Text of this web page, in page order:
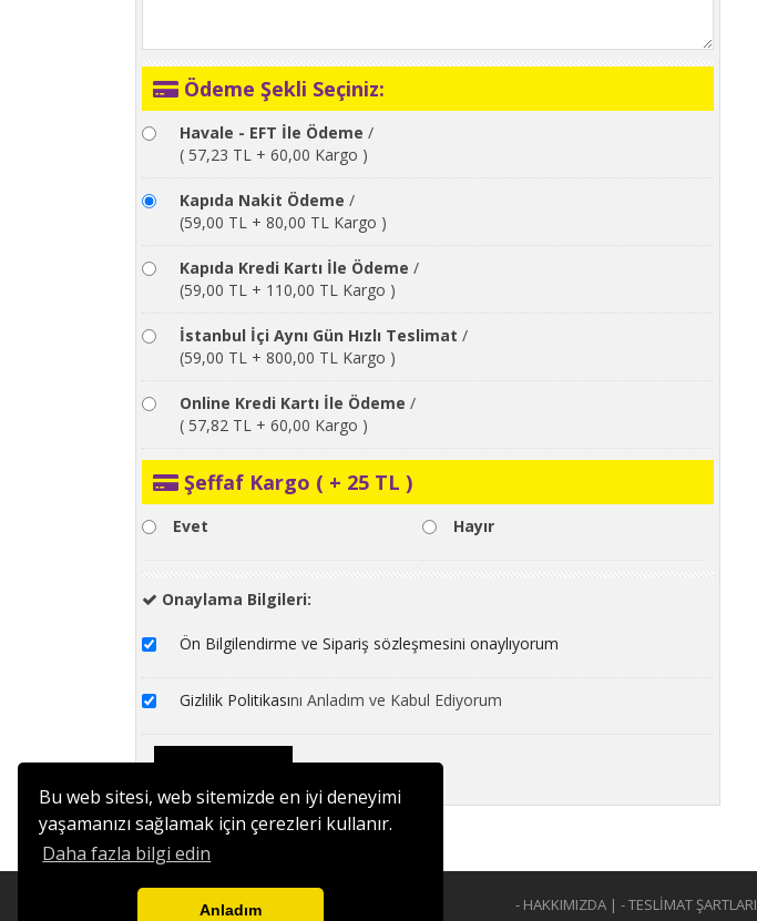
Bu web sitesi, web sitemizde en iyi deneyimi
yaşamanızı sağlamak için çerezleri kullanır.
Daha fazla bilgi edin
Anladım
Ödeme Şekli Seçiniz:
Havale - EFT İle Ödeme /
( 57,23 TL + 60,00 Kargo )
Kapıda Nakit Ödeme /
(59,00 TL + 80,00 TL Kargo )
Kapıda Kredi Kartı İle Ödeme /
(59,00 TL + 110,00 TL Kargo )
İstanbul İçi Aynı Gün Hızlı Teslimat /
(59,00 TL + 800,00 TL Kargo )
Online Kredi Kartı İle Ödeme /
( 57,82 TL + 60,00 Kargo )
Şeffaf Kargo ( + 25 TL )
Evet Hayır
Onaylama Bilgileri:
Ön Bilgilendirme ve Sipariş sözleşmesini onaylıyorum
Gizlilik Politikasını Anladım ve Kabul Ediyorum
- HAKKIMIZDA | - TESLİMAT ŞARTLARI